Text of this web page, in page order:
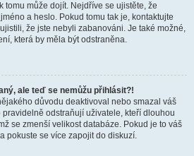
tomu může dojít. Nejdříve se ujistěte, že
a heslo. Pokud tomu tak je, kontaktujte
že jste nebyli zabanováni. Je také možné,
která by měla být odstraněna.
ale teď se nemůžu přihlásit?!
důvodu deaktivoval nebo smazal váš
pravidelně odstraňují uživatele, kteří dlouhou
se zmenší velikost databáze. Pokud je to váš
pokuste se více zapojit do diskuzí.